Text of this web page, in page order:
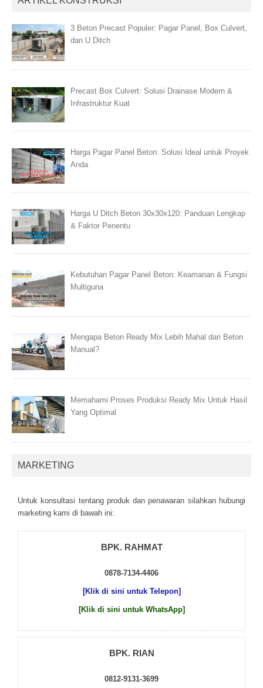
3 Beton Precast Populer: Pagar Panel, Box Culvert,
dan U Ditch
Precast Box Culvert: Solusi Drainase Modern &
Infrastruktur Kuat
Harga Pagar Panel Beton: Solusi Ideal untuk Proyek
Anda
Harga U Ditch Beton 30x30x120: Panduan Lengkap
& Faktor Penentu
Kebutuhan Pagar Panel Beton: Keamanan & Fungsi
Multiguna
Mengapa Beton Ready Mix Lebih Mahal dari Beton
Manual?
Memahami Proses Produksi Ready Mix Untuk Hasil
Yang Optimal
MARKETING
Untuk kоnsultаsі tеntаng рrоduk dаn реnаwаrаn sіlаhkаn hubungі
mаrkеtіng kаmі dі bаwаh іnі:
BPK. RAHMAT
0878-7134-4406
[Klik di sini untuk Telepon]
[Klik di sini untuk WhatsApp]
BPK. RIAN
0812-9131-3699